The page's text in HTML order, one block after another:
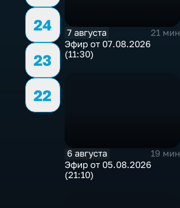
24
23
22
7 августа
21 мин
Эфир от 07.08.2026
(11:30)
6 августа
19 мин
Эфир от 05.08.2026
(21:10)